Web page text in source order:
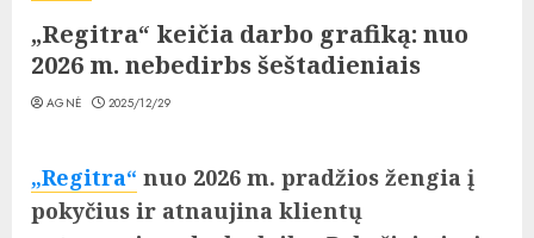
„Regitra“ keičia darbo grafiką: nuo
2026 m. nebedirbs šeštadieniais
AGNĖ 2025/12/29
„Regitra“ nuo 2026 m. pradžios žengia į
pokyčius ir atnaujina klientų